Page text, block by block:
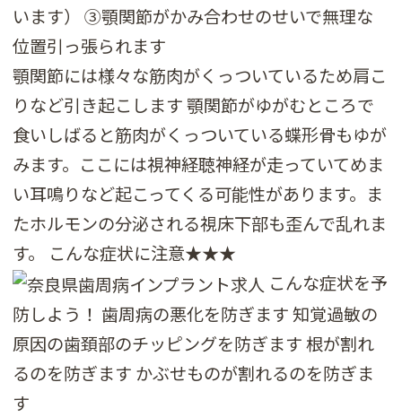
います） ③顎関節がかみ合わせのせいで無理な
位置引っ張られます
顎関節には様々な筋肉がくっついているため肩こ
りなど引き起こします 顎関節がゆがむところで
食いしばると筋肉がくっついている蝶形骨もゆが
みます。ここには視神経聴神経が走っていてめま
い耳鳴りなど起こってくる可能性があります。ま
たホルモンの分泌される視床下部も歪んで乱れま
す。 こんな症状に注意★★★
こんな症状を予
防しよう！ 歯周病の悪化を防ぎます 知覚過敏の
原因の歯頚部のチッピングを防ぎます 根が割れ
るのを防ぎます かぶせものが割れるのを防ぎま
す